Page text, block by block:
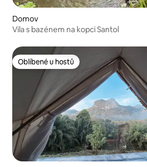
Domov
Vila s bazénem na kopci Santol
Oblíbené u hostů
Oblíbené u hostů